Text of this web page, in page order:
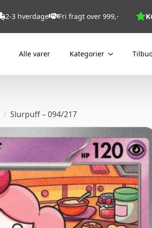
2-3 hverdage Fri fragt over 999,-
Alle varer Kategorier
Slurpuff – 094/217